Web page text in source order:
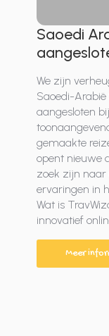
Saoedi
We zijn
Saoedi-
aangesloten
gemaakte
opent nieuwe
zoek zijn naar
ervaringen in
Wat is
innovatief
Meer